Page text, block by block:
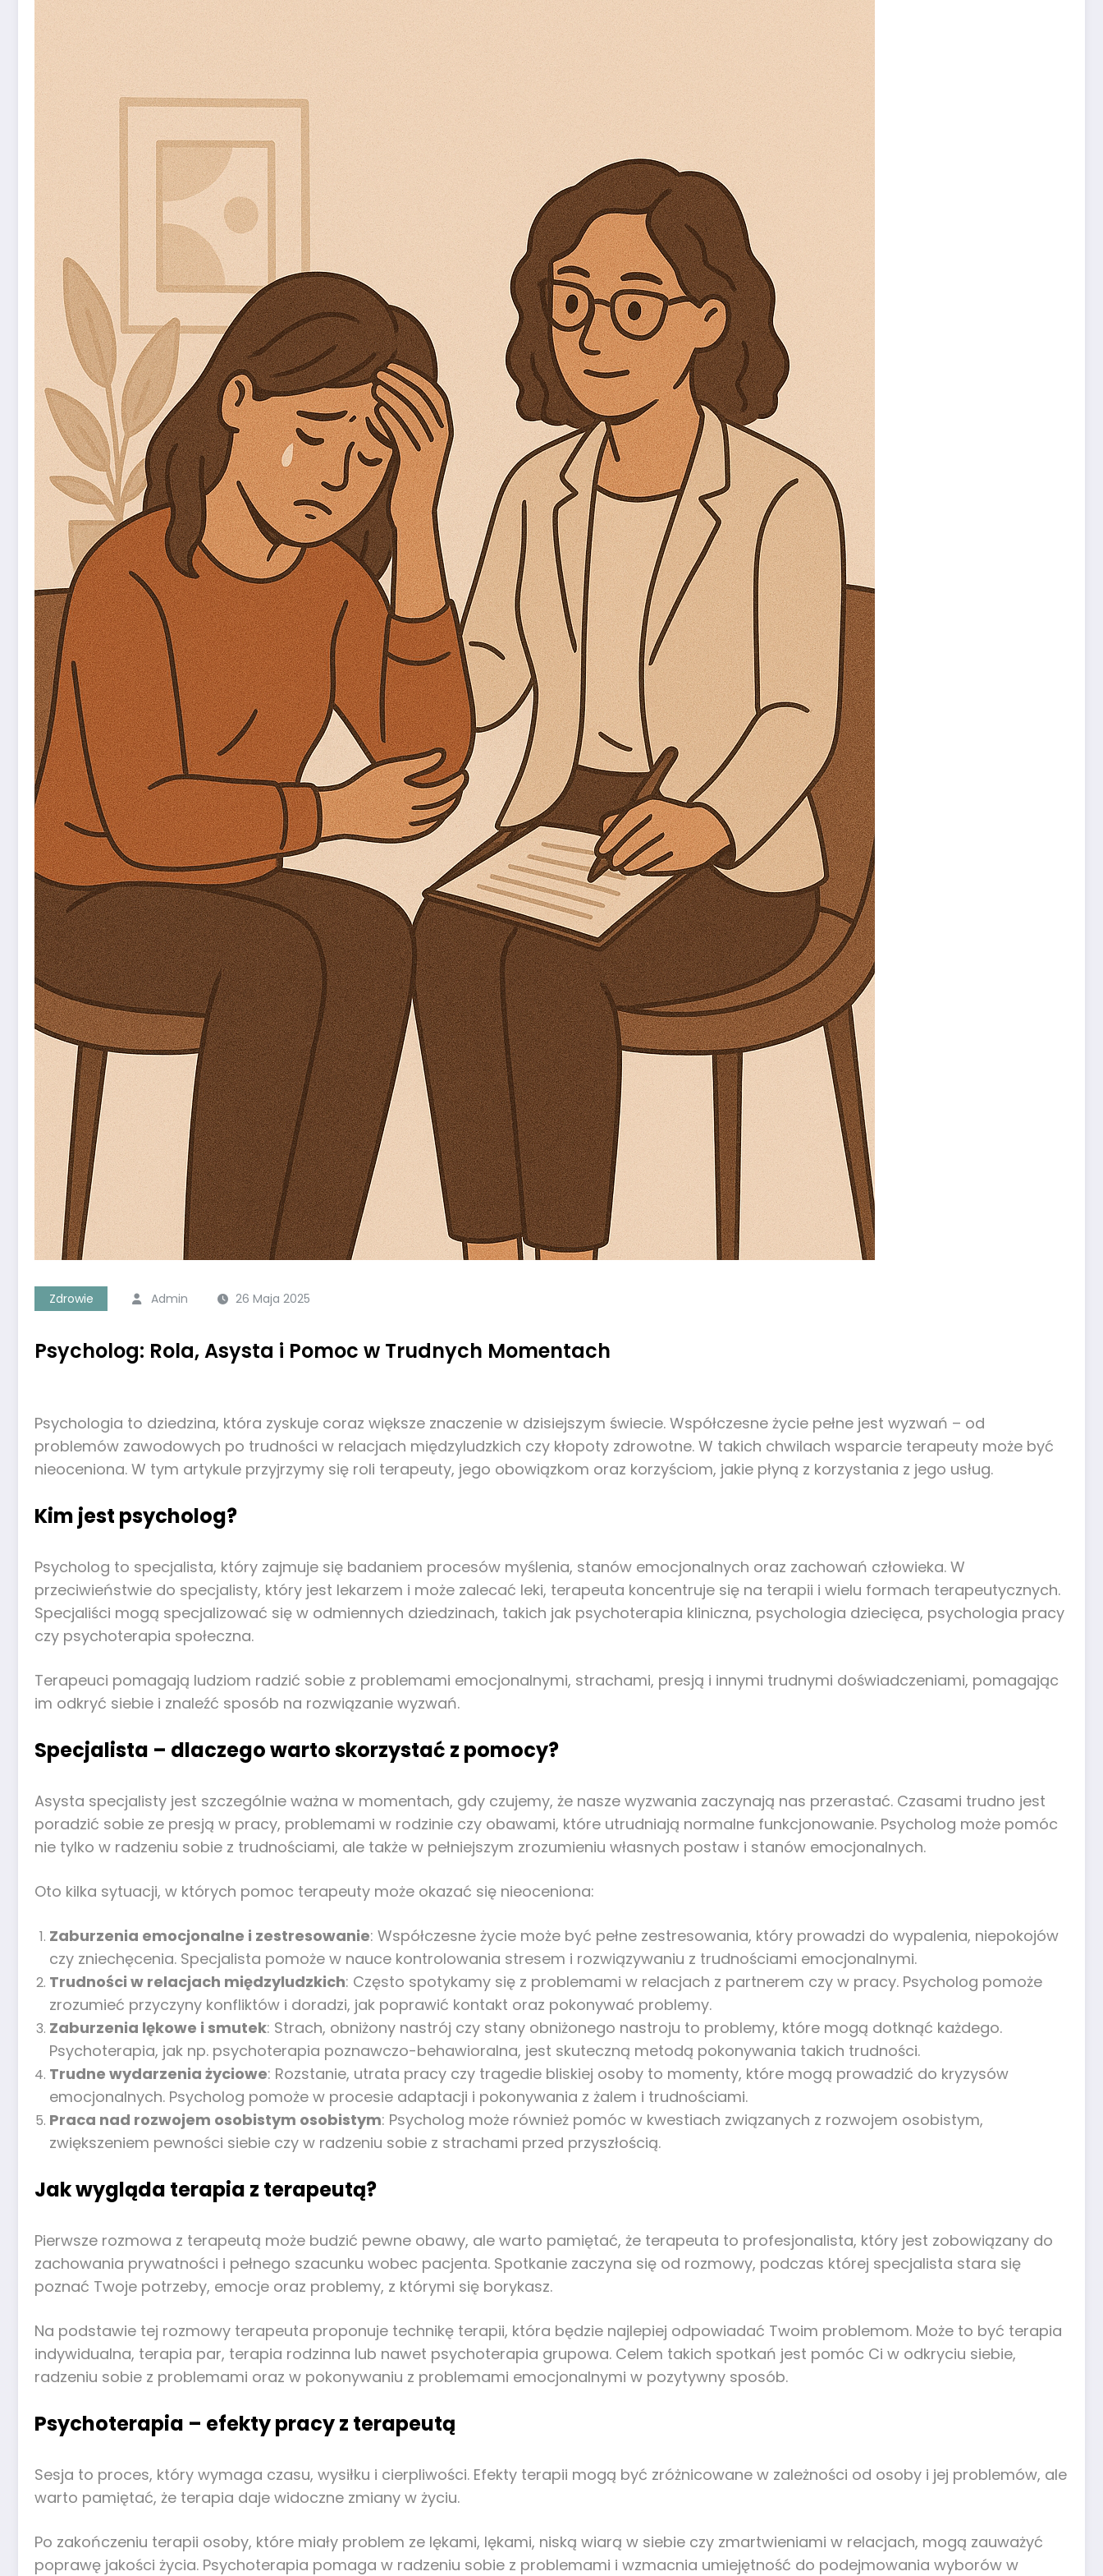
Zdrowie Admin 26 Maja 2025
Psycholog: Rola, Asysta i Pomoc w Trudnych Momentach
Psychologia to dziedzina, która zyskuje coraz większe znaczenie w dzisiejszym świecie. Współczesne życie pełne jest wyzwań – od
problemów zawodowych po trudności w relacjach międzyludzkich czy kłopoty zdrowotne. W takich chwilach wsparcie terapeuty może być
nieoceniona. W tym artykule przyjrzymy się roli terapeuty, jego obowiązkom oraz korzyściom, jakie płyną z korzystania z jego usług.
Kim jest psycholog?
Psycholog to specjalista, który zajmuje się badaniem procesów myślenia, stanów emocjonalnych oraz zachowań człowieka. W
przeciwieństwie do specjalisty, który jest lekarzem i może zalecać leki, terapeuta koncentruje się na terapii i wielu formach terapeutycznych.
Specjaliści mogą specjalizować się w odmiennych dziedzinach, takich jak psychoterapia kliniczna, psychologia dziecięca, psychologia pracy
czy psychoterapia społeczna.
Terapeuci pomagają ludziom radzić sobie z problemami emocjonalnymi, strachami, presją i innymi trudnymi doświadczeniami, pomagając
im odkryć siebie i znaleźć sposób na rozwiązanie wyzwań.
Specjalista – dlaczego warto skorzystać z pomocy?
Asysta specjalisty jest szczególnie ważna w momentach, gdy czujemy, że nasze wyzwania zaczynają nas przerastać. Czasami trudno jest
poradzić sobie ze presją w pracy, problemami w rodzinie czy obawami, które utrudniają normalne funkcjonowanie. Psycholog może pomóc
nie tylko w radzeniu sobie z trudnościami, ale także w pełniejszym zrozumieniu własnych postaw i stanów emocjonalnych.
Oto kilka sytuacji, w których pomoc terapeuty może okazać się nieoceniona:
Zaburzenia emocjonalne i zestresowanie: Współczesne życie może być pełne zestresowania, który prowadzi do wypalenia, niepokojów
czy zniechęcenia. Specjalista pomoże w nauce kontrolowania stresem i rozwiązywaniu z trudnościami emocjonalnymi.
Trudności w relacjach międzyludzkich: Często spotykamy się z problemami w relacjach z partnerem czy w pracy. Psycholog pomoże
zrozumieć przyczyny konfliktów i doradzi, jak poprawić kontakt oraz pokonywać problemy.
Zaburzenia lękowe i smutek: Strach, obniżony nastrój czy stany obniżonego nastroju to problemy, które mogą dotknąć każdego.
Psychoterapia, jak np. psychoterapia poznawczo-behawioralna, jest skuteczną metodą pokonywania takich trudności.
Trudne wydarzenia życiowe: Rozstanie, utrata pracy czy tragedie bliskiej osoby to momenty, które mogą prowadzić do kryzysów
emocjonalnych. Psycholog pomoże w procesie adaptacji i pokonywania z żalem i trudnościami.
Praca nad rozwojem osobistym osobistym: Psycholog może również pomóc w kwestiach związanych z rozwojem osobistym,
zwiększeniem pewności siebie czy w radzeniu sobie z strachami przed przyszłością.
Jak wygląda terapia z terapeutą?
Pierwsze rozmowa z terapeutą może budzić pewne obawy, ale warto pamiętać, że terapeuta to profesjonalista, który jest zobowiązany do
zachowania prywatności i pełnego szacunku wobec pacjenta. Spotkanie zaczyna się od rozmowy, podczas której specjalista stara się
poznać Twoje potrzeby, emocje oraz problemy, z którymi się borykasz.
Na podstawie tej rozmowy terapeuta proponuje technikę terapii, która będzie najlepiej odpowiadać Twoim problemom. Może to być terapia
indywidualna, terapia par, terapia rodzinna lub nawet psychoterapia grupowa. Celem takich spotkań jest pomóc Ci w odkryciu siebie,
radzeniu sobie z problemami oraz w pokonywaniu z problemami emocjonalnymi w pozytywny sposób.
Psychoterapia – efekty pracy z terapeutą
Sesja to proces, który wymaga czasu, wysiłku i cierpliwości. Efekty terapii mogą być zróżnicowane w zależności od osoby i jej problemów, ale
warto pamiętać, że terapia daje widoczne zmiany w życiu.
Po zakończeniu terapii osoby, które miały problem ze lękami, lękami, niską wiarą w siebie czy zmartwieniami w relacjach, mogą zauważyć
poprawę jakości życia. Psychoterapia pomaga w radzeniu sobie z problemami i wzmacnia umiejętność do podejmowania wyborów w